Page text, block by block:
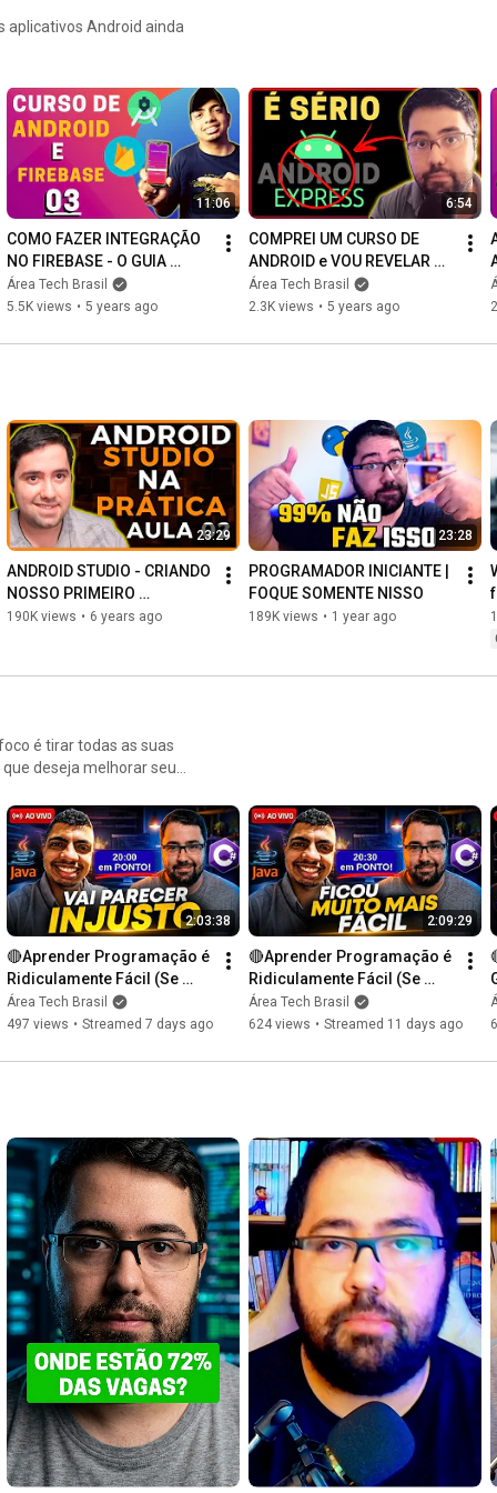
Hugs!
aplicativos Android ainda
11:06
COMO FAZER INTEGRAÇÃO
NO FIREBASE - O GUIA
ABSOLUTAMENTE
COMPLETO!
Área Tech Brasil
5.5K views • 5 years ago
6:54
COMPREI UM CURSO DE
ANDROID e VOU REVELAR
TUDO!
Área Tech Brasil
2.3K views • 5 years ago
23:29
ANDROID STUDIO - CRIANDO
NOSSO PRIMEIRO
APLICATIVO (Parte 02)
190K views • 6 years ago
23:28
PROGRAMADOR INICIANTE |
FOQUE SOMENTE NISSO
189K views • 1 year ago
é tirar todas as suas
deseja melhorar seu
2:03:38
🔴Aprender Programação é
Ridiculamente Fácil (Se
fizer isso) #05
Área Tech Brasil
497 views • Streamed 7 days ago
2:09:29
🔴Aprender Programação é
Ridiculamente Fácil (Se
souber disso) #04
Área Tech Brasil
624 views • Streamed 11 days ago